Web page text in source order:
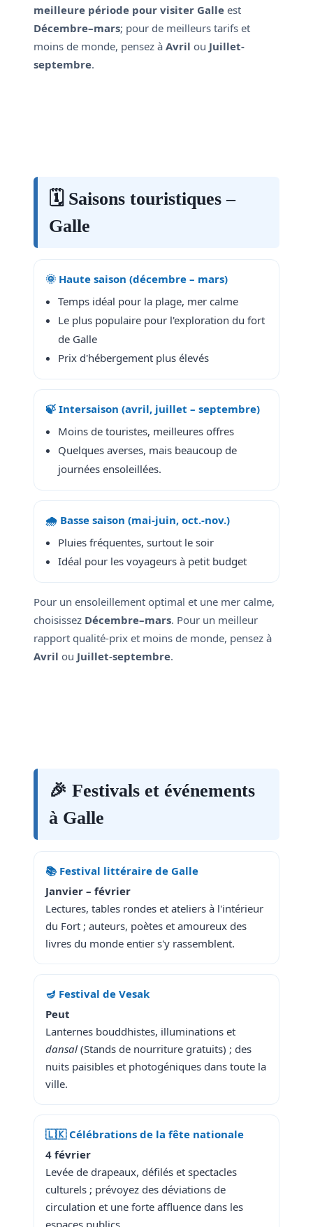
meilleure période pour visiter Galle est
Décembre–mars; pour de meilleurs tarifs et
moins de monde, pensez à Avril ou Juillet-
septembre.
🗓️ Saisons touristiques –
Galle
🌞 Haute saison (décembre – mars)
Temps idéal pour la plage, mer calme
Le plus populaire pour l'exploration du fort
de Galle
Prix d'hébergement plus élevés
🍃 Intersaison (avril, juillet – septembre)
Moins de touristes, meilleures offres
Quelques averses, mais beaucoup de
journées ensoleillées.
🌧️ Basse saison (mai-juin, oct.-nov.)
Pluies fréquentes, surtout le soir
Idéal pour les voyageurs à petit budget
Pour un ensoleillement optimal et une mer calme,
choisissez Décembre–mars. Pour un meilleur
rapport qualité-prix et moins de monde, pensez à
Avril ou Juillet-septembre.
🎉 Festivals et événements
à Galle
📚 Festival littéraire de Galle
Janvier – février
Lectures, tables rondes et ateliers à l'intérieur
du Fort ; auteurs, poètes et amoureux des
livres du monde entier s'y rassemblent.
🪔 Festival de Vesak
Peut
Lanternes bouddhistes, illuminations et
dansal (Stands de nourriture gratuits) ; des
nuits paisibles et photogéniques dans toute la
ville.
🇱🇰 Célébrations de la fête nationale
4 février
Levée de drapeaux, défilés et spectacles
culturels ; prévoyez des déviations de
circulation et une forte affluence dans les